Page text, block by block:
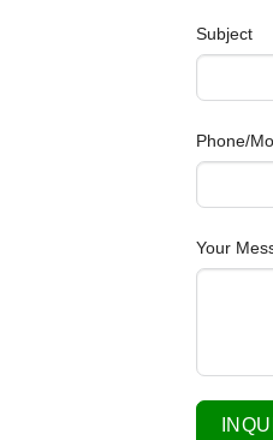
Subject
Phone/
Your